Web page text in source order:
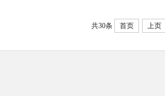
共30条 首页 上页